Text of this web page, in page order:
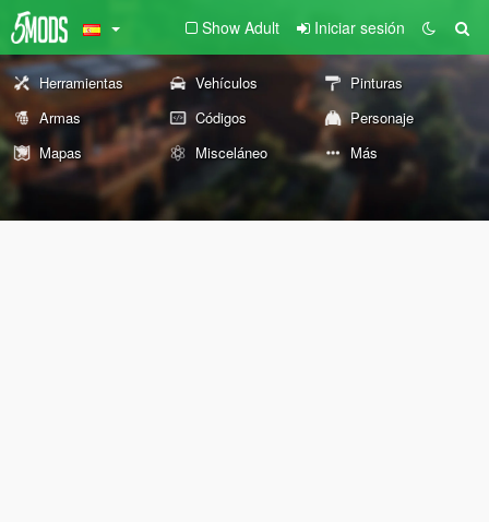
Show Adult Iniciar sesión
Herramientas Vehículos
Pinturas
Armas
Códigos
Personaje
Mapas
Misceláneo Más